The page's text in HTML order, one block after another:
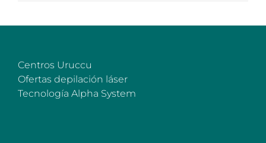
Centros Uruccu
Ofertas depilación láser
Tecnología Alpha System